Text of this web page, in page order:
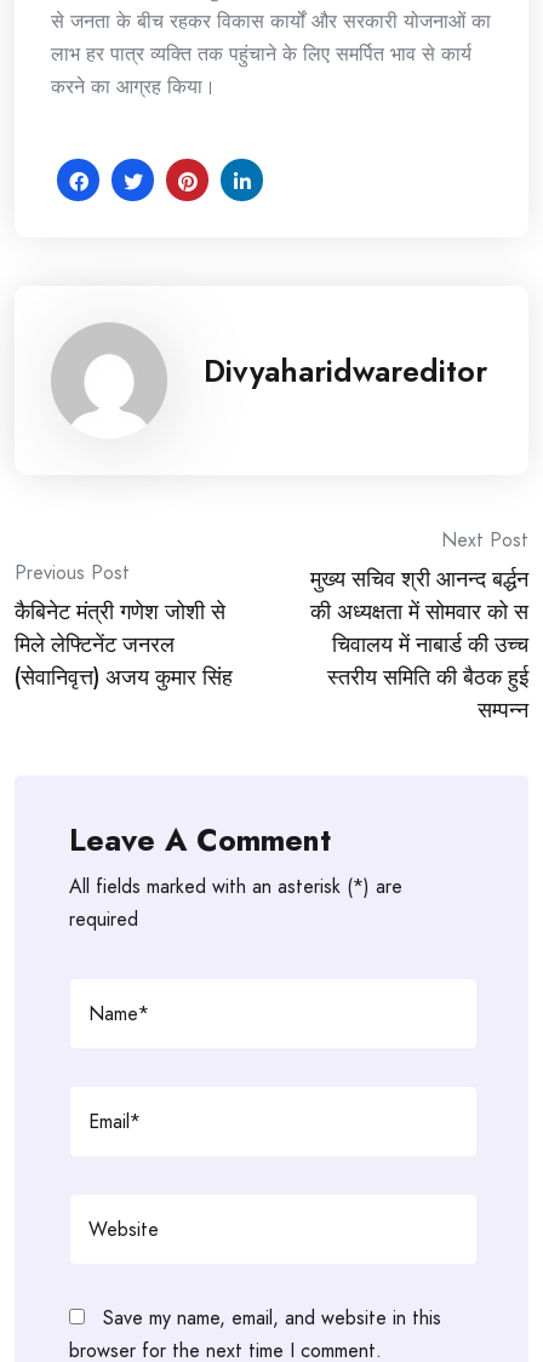
से जनता के बीच रहकर विकास कार्यों और सरकारी योजनाओं का
लाभ हर पात्र व्यक्ति तक पहुंचाने के लिए समर्पित भाव से कार्य
करने का आग्रह किया।
Divyaharidwareditor
Post
navigation
Previous Post
कैबिनेट मंत्री गणेश जोशी से
मिले लेफ्टिनेंट जनरल
(सेवानिवृत्त) अजय कुमार सिंह
Next Post
मुख्य सचिव श्री आनन्द बर्द्धन
की अध्यक्षता में सोमवार को स
चिवालय में नाबार्ड की उच्च
स्तरीय समिति की बैठक हुई
सम्पन्न
Leave A Comment
All fields marked with an asterisk (*) are
required
Save my name, email, and website in this
browser for the next time I comment.